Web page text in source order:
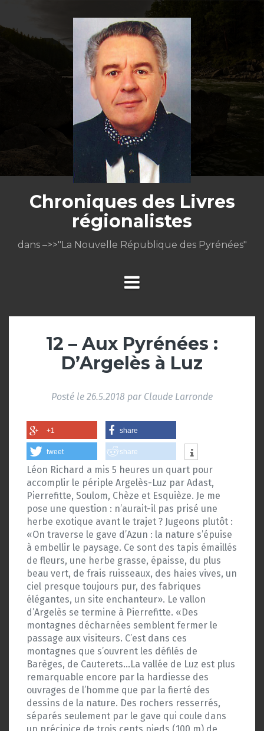
contenu
Chroniques des Livres
régionalistes
dans –>>"La Nouvelle République des Pyrénées"
12 – Aux Pyrénées :
D’Argelès à Luz
Posté le 26.5.2018 par Claude Larronde
+1 share
tweet share
Léon Richard a mis 5 heures un quart pour
accomplir le périple Argelès-Luz par Adast,
Pierrefitte, Soulom, Chèze et Esquièze. Je me
pose une question : n’aurait-il pas prisé une
herbe exotique avant le trajet ? Jugeons plutôt :
«On traverse le gave d’Azun : la nature s’épuise
à embellir le paysage. Ce sont des tapis émaillés
de fleurs, une herbe grasse, épaisse, du plus
beau vert, de frais ruisseaux, des haies vives, un
ciel presque toujours pur, des fabriques
élégantes, un site enchanteur». Le vallon
d’Argelès se termine à Pierrefitte. «Des
montagnes décharnées semblent fermer le
passage aux visiteurs. C’est dans ces
montagnes que s’ouvrent les défilés de
Barèges, de Cauterets…La vallée de Luz est plus
remarquable encore par la hardiesse des
ouvrages de l’homme que par la fierté des
dessins de la nature. Des rochers resserrés,
séparés seulement par le gave qui coule dans